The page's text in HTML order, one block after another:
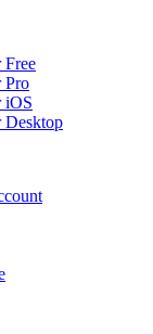
Free
Pro
iOS
Desktop